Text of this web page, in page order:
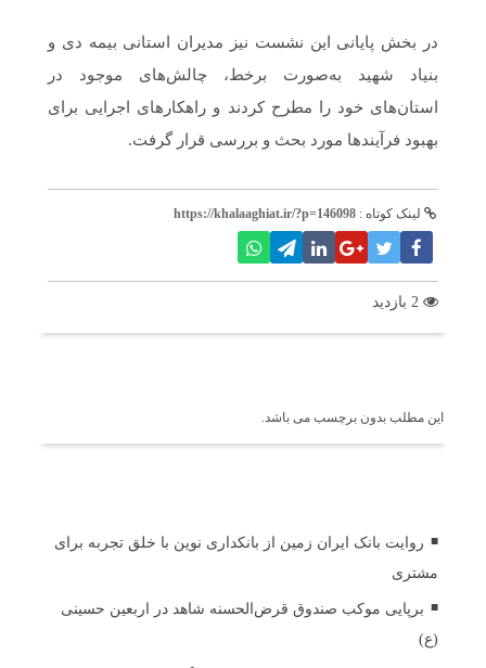
در بخش پایانی این نشست نیز مدیران استانی بیمه دی و
بنیاد شهید به‌صورت برخط، چالش‌های موجود در
استان‌های خود را مطرح کردند و راهکارهای اجرایی برای
بهبود فرآیندها مورد بحث و بررسی قرار گرفت.
لینک کوتاه : https://khalaaghiat.ir/?p=146098
این مطلب بدون برچسب می باشد.
روایت بانک ایران زمین از بانکداری نوین با خلق تجربه برای
مشتری
برپایی موکب صندوق قرض‌الحسنه شاهد در اربعین حسینی
(ع)